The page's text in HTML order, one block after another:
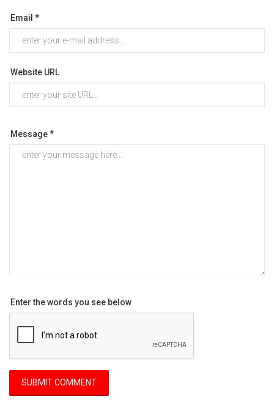
Email *
Website URL
Message *
Enter the words you see below